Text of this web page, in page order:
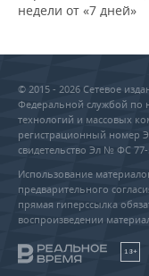
недели от «7 дней»
© 2015 - 2026 Сетевое
Федеральной службой по
технологий и массовых
регистрационный номер
свидетельство Эл № ФС 77-
Использование
предварительного
прямая гиперссылка
воспроизведении
18+